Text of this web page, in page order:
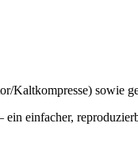
Kaltkompresse) sowie
einfacher,